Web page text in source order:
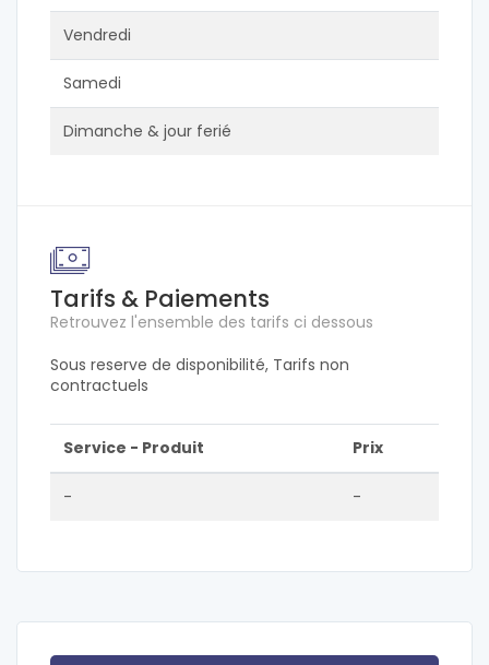
Vendredi
Samedi
Dimanche & jour ferié
Tarifs & Paiements
Retrouvez l'ensemble des tarifs ci dessous
Sous reserve de disponibilité, Tarifs non
contractuels
Service - Produit Prix
- -